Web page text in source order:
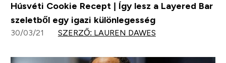
Húsvéti Cookie Recept | Így lesz a Layered Bar
szeletből egy igazi különlegesség
30/03/21 SZERZŐ: LAUREN DAWES